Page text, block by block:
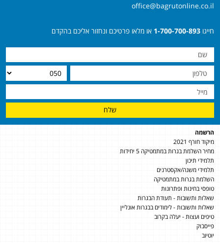
office@bagrutonline.co.il
חייגו 1-700-700-893 או מלאו פרטיכם ונחזור אליכם בהקדם
שלח
הרשמה
מיקוד חורף 2021
מחיר השלמת בגרות במתמטיקה 5 יחידות
תלמידי תיכון
תלמידי משנה/אקסטרנים
השלמת בגרות במתמטיקה
טופסי בחינות ופתרונות
שאלות ותשובות - תעודת הבגרות
שאלות ותשובות - לימודים בבגרות אונליין
טיפים ועצות - יעלה בקרוב
פייסבוק
יוטיוב